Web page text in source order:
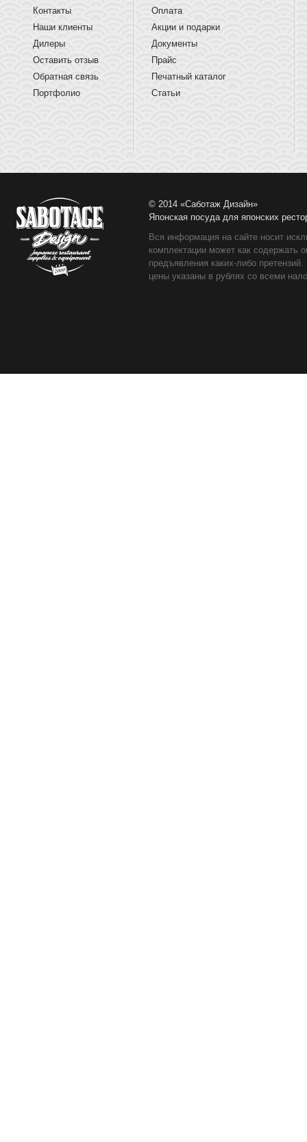
Контакты
Наши клиенты
Дилеры
Оставить отзыв
Обратная связь
Портфолио
Оплата
Акции и подарки
Документы
Прайс
Печатный каталог
Статьи
© 2014 «Саботаж Дизайн»
Японская посуда для японских
Вся информация на сайте носит
комплектации может как содержать
предъявления каких-либо
цены указаны в рублях со всеми